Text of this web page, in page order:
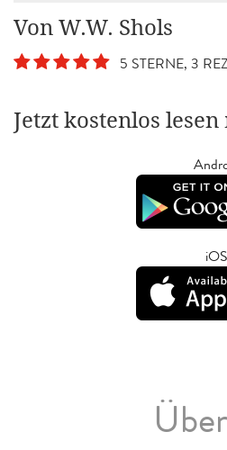
Von W.W. Shols
5 STERNE, 3
Jetzt kostenlos
iOS